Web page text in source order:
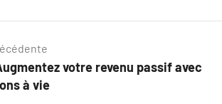
votre revenu passif avec
à vie